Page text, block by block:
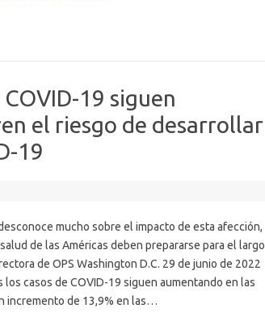
19 siguen
el riesgo de desarrollar
19
mucho sobre el impacto de esta afección,
de las Américas deben prepararse para el largo
de OPS Washington D.C. 29 de junio de 2022
los casos de COVID-19 siguen aumentando en las
incremento de 13,9% en las…